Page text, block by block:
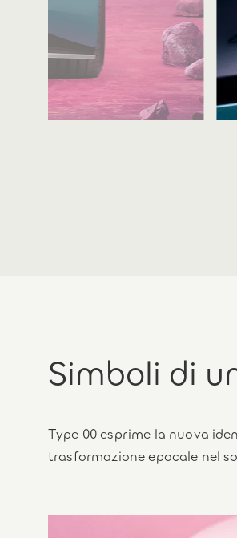
Simboli di
Type 00 esprime la nuova
trasformazione epocale nel